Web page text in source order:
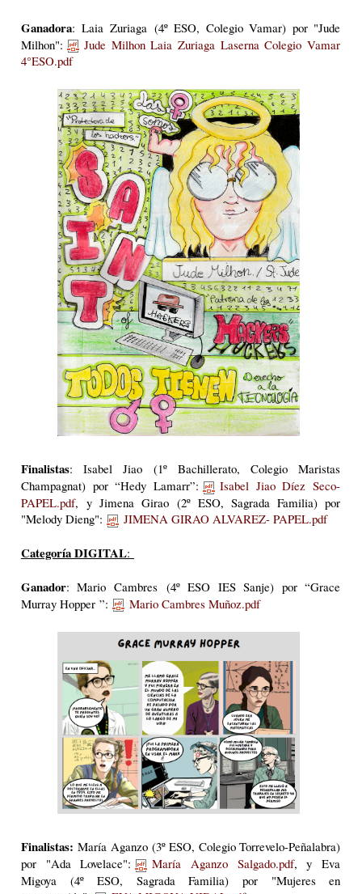
Ganadora: Laia Zuriaga (4º ESO, Colegio Vamar) por "Jude
Milhon":
Jude Milhon Laia Zuriaga Laserna Colegio Vamar
4°ESO.pdf
Finalistas: Isabel Jiao (1º Bachillerato, Colegio Maristas
Champagnat) por “Hedy Lamarr”:
Isabel Jiao Díez Seco-
PAPEL.pdf, y Jimena Girao (2º ESO, Sagrada Familia) por
"Melody Dieng":
JIMENA GIRAO ALVAREZ- PAPEL.pdf
Categoría DIGITAL:
Ganador: Mario Cambres (4º ESO IES Sanje) por “Grace
Murray Hopper ”:
Mario Cambres Muñoz.pdf
Finalistas: María Aganzo (3º ESO, Colegio Torrevelo-Peñalabra)
por "Ada Lovelace":
María Aganzo Salgado.pdf, y Eva
Migoya (4º ESO, Sagrada Familia) por "Mujeres en